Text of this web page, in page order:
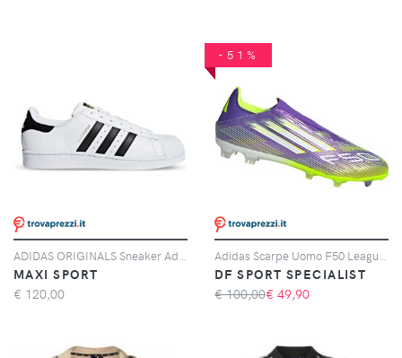
MAXI SPORT
€ 120,00
-51%
DF SPORT SPECIALIST
€ 100,00€ 49,90